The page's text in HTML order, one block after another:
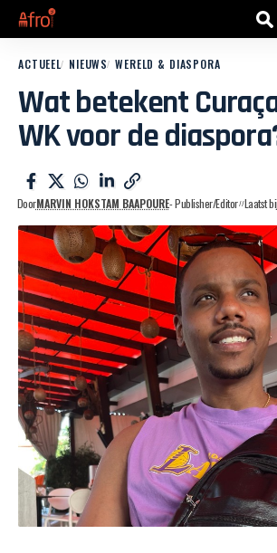
ACTUEEL NIEUWS WERELD & DIASPORA
Wat betekent
WK voor de
DoorMARVIN HOKSTAM BAAPOURE- Publisher/Editor Laatst